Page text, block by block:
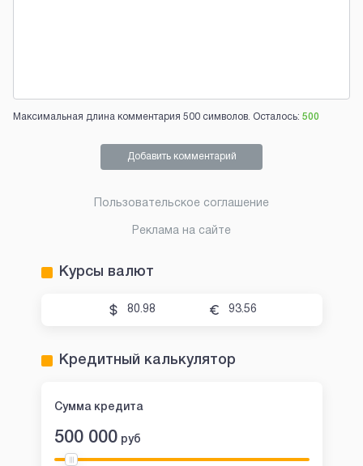
Максимальная длина комментария 500 символов. Осталось: 500
Добавить комментарий
Пользовательское соглашение
Реклама на сайте
Курсы валют
80.98 93.56
Кредитный калькулятор
Сумма кредита
500 000 руб